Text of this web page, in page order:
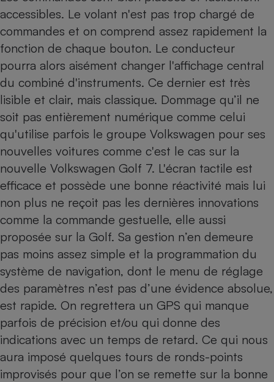
accessibles. Le volant n'est pas trop chargé de
commandes et on comprend assez rapidement la
fonction de chaque bouton. Le conducteur
pourra alors aisément changer l'affichage central
du combiné d'instruments. Ce dernier est très
lisible et clair, mais classique. Dommage qu’il ne
soit pas entièrement numérique comme celui
qu'utilise parfois le groupe Volkswagen pour ses
nouvelles voitures comme c'est le cas sur la
nouvelle Volkswagen Golf 7. L'écran tactile est
efficace et possède une bonne réactivité mais lui
non plus ne reçoit pas les dernières innovations
comme la commande gestuelle, elle aussi
proposée sur la Golf. Sa gestion n’en demeure
pas moins assez simple et la programmation du
système de navigation, dont le menu de réglage
des paramètres n’est pas d’une évidence absolue,
est rapide. On regrettera un GPS qui manque
parfois de précision et/ou qui donne des
indications avec un temps de retard. Ce qui nous
aura imposé quelques tours de ronds-points
improvisés pour que l’on se remette sur la bonne